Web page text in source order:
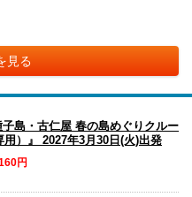
見る
島・古仁屋 春の島めぐりクルー
）』 2027年3月30日(火)出発
円